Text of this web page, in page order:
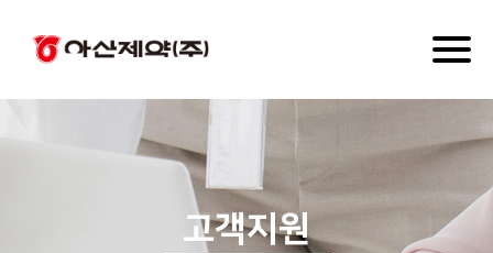
고객지원